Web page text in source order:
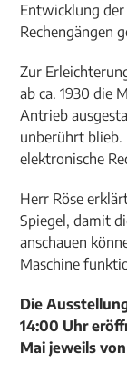
Entwicklung der
Rechengängen
Zur
ab ca. 1930 die
Antrieb
unberührt blieb.
elektronische
Herr Röse
Spiegel, damit
anschauen
Maschine
Die
14:00 Uhr
Mai jeweils